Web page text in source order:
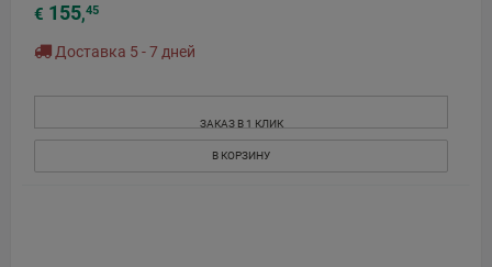
€ 155,45
Доставка 5 - 7 дней
ЗАКАЗ В 1 КЛИК
В КОРЗИНУ